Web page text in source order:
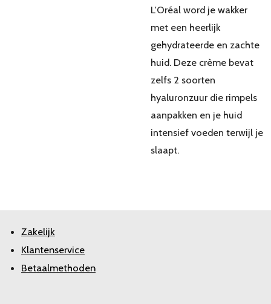
L'Oréal word je wakker
met een heerlijk
gehydrateerde en zachte
huid. Deze crème bevat
zelfs 2 soorten
hyaluronzuur die rimpels
aanpakken en je huid
intensief voeden terwijl je
slaapt.
Zakelijk
Klantenservice
Betaalmethoden